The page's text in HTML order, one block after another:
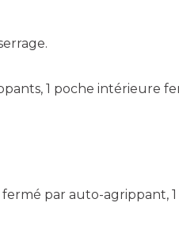
1 poche
par auto-agrippant,